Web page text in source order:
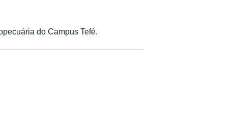
do Campus Tefé.